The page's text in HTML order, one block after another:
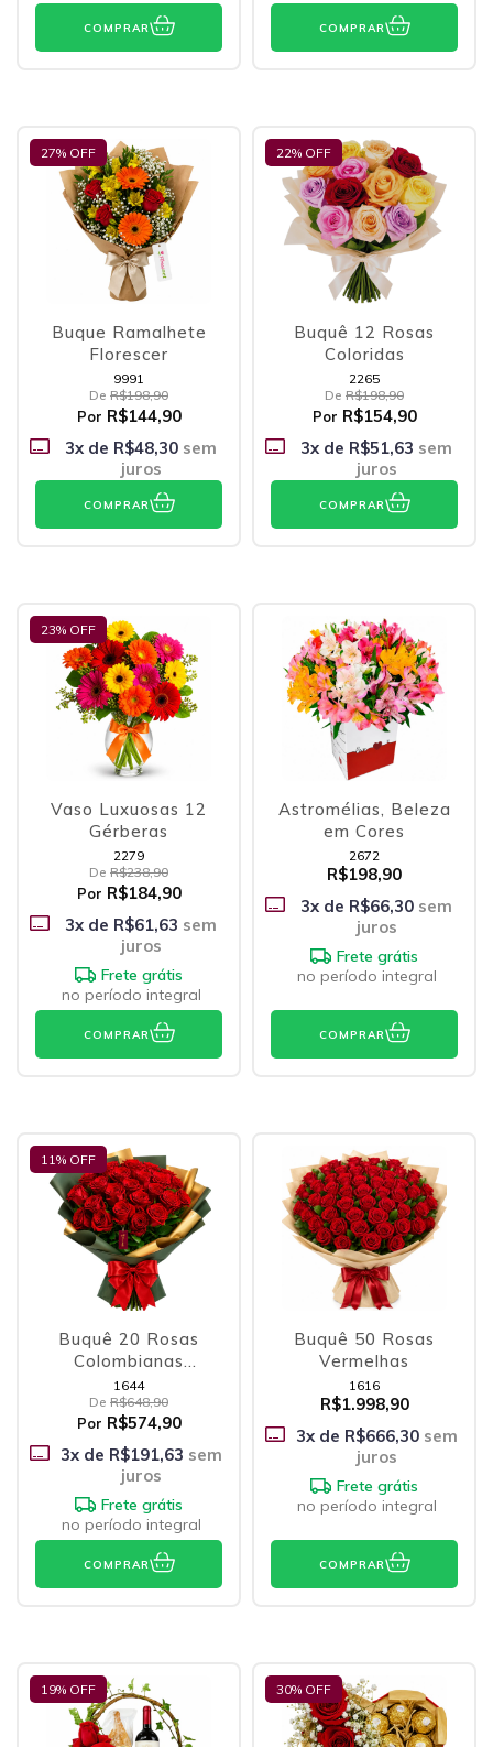
COMPRAR COMPRAR
27% OFF
Buque Ramalhete
Florescer
9991
De R$198,90
Por R$144,90
3x de R$48,30 sem
juros
COMPRAR
22% OFF
Buquê 12 Rosas
Coloridas
2265
De R$198,90
Por R$154,90
3x de R$51,63 sem
juros
COMPRAR
23% OFF
Vaso Luxuosas 12
Gérberas
2279
De R$238,90
Por R$184,90
3x de R$61,63 sem
juros
Frete grátis
no período integral
COMPRAR
Astromélias, Beleza
em Cores
2672
R$198,90
3x de R$66,30 sem
juros
Frete grátis
no período integral
COMPRAR
11% OFF
Buquê 20 Rosas
Colombianas
Vermelhas
1644
De R$648,90
Por R$574,90
3x de R$191,63 sem
juros
Frete grátis
no período integral
COMPRAR
Buquê 50 Rosas
Vermelhas
1616
R$1.998,90
3x de R$666,30sem
juros
Frete grátis
no período integral
COMPRAR
19% OFF 30% OFF